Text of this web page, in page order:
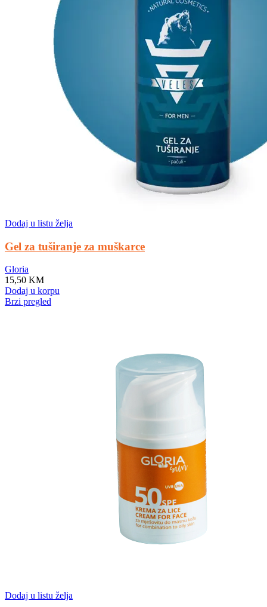
Dodaj u listu želja
Gel za tuširanje za muškarce
Gloria
15,50 KM
Dodaj u korpu
Brzi pregled
Dodaj u listu želja